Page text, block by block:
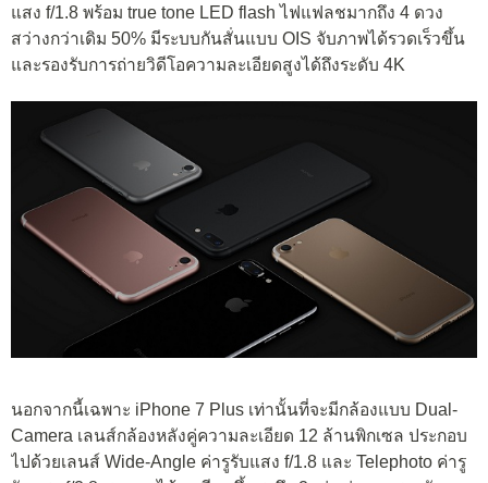
แสง f/1.8 พร้อม true tone LED flash ไฟแฟลชมากถึง 4 ดวง
สว่างกว่าเดิม 50% มีระบบกันสั่นแบบ OIS จับภาพได้รวดเร็วขึ้น
และรองรับการถ่ายวิดีโอความละเอียดสูงได้ถึงระดับ 4K
นอกจากนี้เฉพาะ iPhone 7 Plus เท่านั้นที่จะมีกล้องแบบ Dual-
Camera เลนส์กล้องหลังคู่ความละเอียด 12 ล้านพิกเซล ประกอบ
ไปด้วยเลนส์ Wide-Angle ค่ารูรับแสง f/1.8 และ Telephoto ค่ารู